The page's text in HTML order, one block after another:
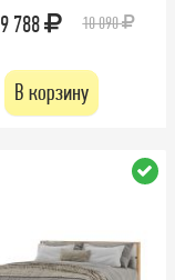
9 788 10 090
В корзину